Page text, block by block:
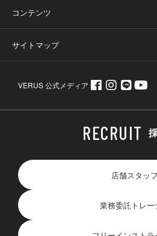
コンテンツ
サイトマップ
VERUS 公式メディア
店舗スタッフ
業務委託トレー